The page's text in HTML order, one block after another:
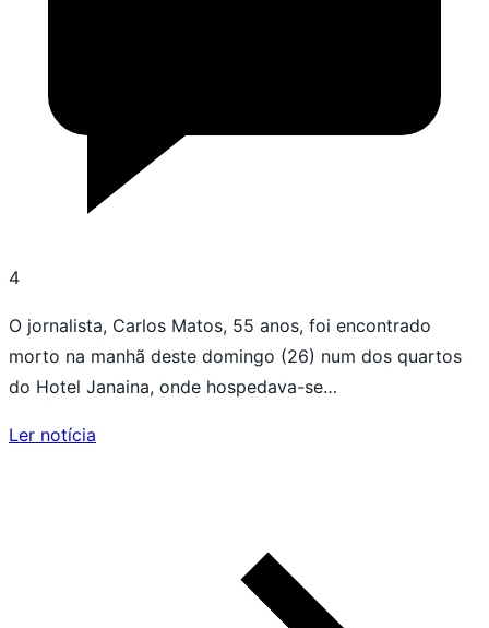
4
O jornalista, Carlos Matos, 55 anos, foi encontrado
morto na manhã deste domingo (26) num dos quartos
do Hotel Janaina, onde hospedava-se…
Ler notícia